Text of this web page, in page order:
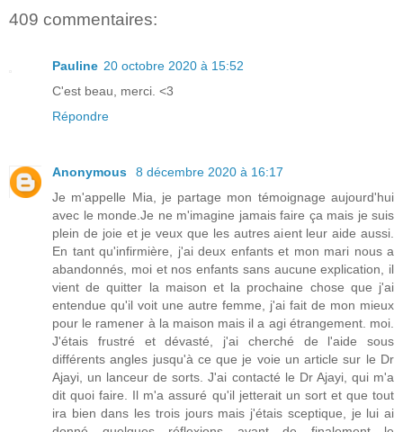
409 commentaires:
Pauline 20 octobre 2020 à 15:52
C'est beau, merci. <3
Répondre
Anonymous
8 décembre 2020 à 16:17
Je m'appelle Mia, je partage mon témoignage aujourd'hui
avec le monde.Je ne m'imagine jamais faire ça mais je suis
plein de joie et je veux que les autres aient leur aide aussi.
En tant qu'infirmière, j'ai deux enfants et mon mari nous a
abandonnés, moi et nos enfants sans aucune explication, il
vient de quitter la maison et la prochaine chose que j'ai
entendue qu'il voit une autre femme, j'ai fait de mon mieux
pour le ramener à la maison mais il a agi étrangement. moi.
J'étais frustré et dévasté, j'ai cherché de l'aide sous
différents angles jusqu'à ce que je voie un article sur le Dr
Ajayi, un lanceur de sorts. J'ai contacté le Dr Ajayi, qui m'a
dit quoi faire. Il m'a assuré qu'il jetterait un sort et que tout
ira bien dans les trois jours mais j'étais sceptique, je lui ai